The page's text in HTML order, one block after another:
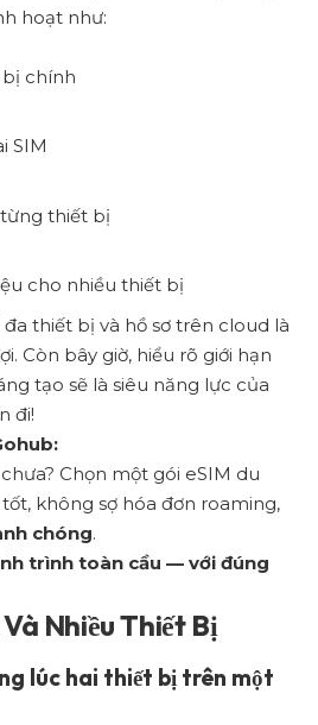
hoạt như:
chính
SIM
thiết bị
cho nhiều thiết bị
thiết bị và hồ sơ trên cloud là
Còn bây giờ, hiểu rõ giới hạn
tạo sẽ là siêu năng lực của
đi!
Chọn một gói eSIM du
tốt, không sợ hóa đơn roaming,
chóng.
trình toàn cầu — với đúng
Nhiều Thiết Bị
lúc hai thiết bị trên một